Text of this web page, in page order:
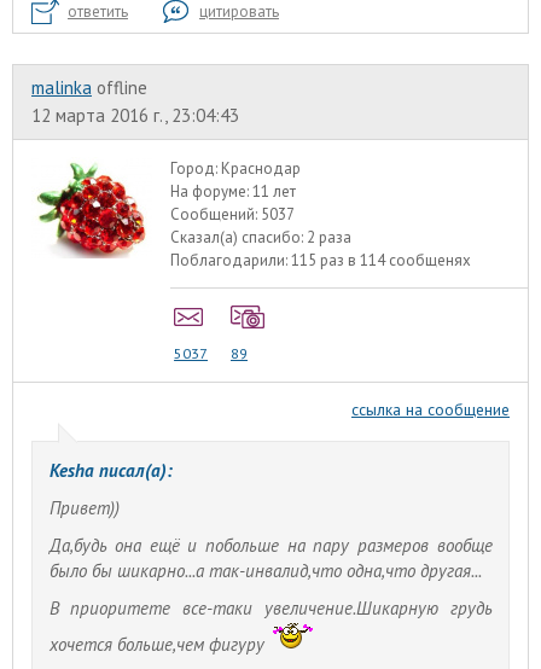
ответить цитировать
malinka offline
12 марта 2016 г., 23:04:43
Город: Краснодар
На форуме:11 лет
Сообщений: 5037
Сказал(а) спасибо: 2 раза
Поблагодарили:115 раз в 114 сообщенях
5037 89
ссылка на сообщение
Kesha писал(а):
Привет))
Да,будь она ещё и побольше на пару размеров вообще
было бы шикарно...а так-инвалид,что одна,что другая...
В приоритете все-таки увеличение.Шикарную грудь
хочется больше,чем фигуру